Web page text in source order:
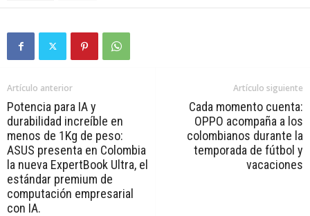
Artículo anterior
Potencia para IA y
durabilidad increíble en
menos de 1Kg de peso:
ASUS presenta en Colombia
la nueva ExpertBook Ultra, el
estándar premium de
computación empresarial
con IA.
Artículo siguiente
Cada momento cuenta:
OPPO acompaña a los
colombianos durante la
temporada de fútbol y
vacaciones